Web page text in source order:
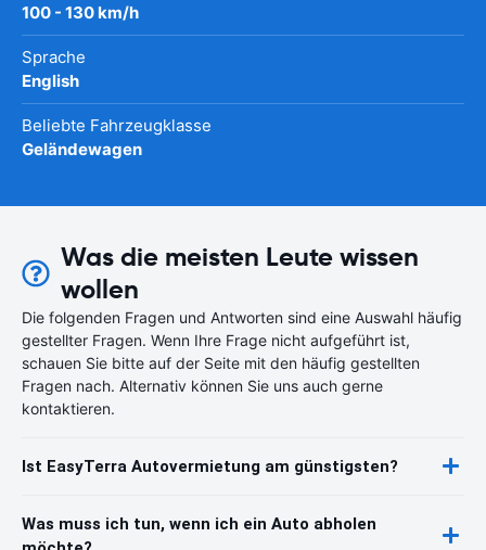
100 - 130 km/h
Sprache
English
Beliebte Fahrzeugklasse
Geländewagen
Was die meisten Leute wissen
wollen
Die folgenden Fragen und Antworten sind eine Auswahl häufig
gestellter Fragen. Wenn Ihre Frage nicht aufgeführt ist,
schauen Sie bitte auf der Seite mit den häufig gestellten
Fragen nach. Alternativ können Sie uns auch gerne
kontaktieren.
Ist EasyTerra Autovermietung am günstigsten?
Was muss ich tun, wenn ich ein Auto abholen